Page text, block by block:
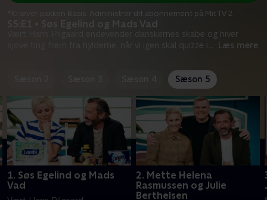
S5:E1 • Søs Egelind og Mads Vad
Vært Hans Pilgaard endevender danskernes skabe og hiver
sjove ting frem fra hylderne, når vi igen skal quizze i
Læs mere
*Kræver pakken Basis. Administrer dit abonnement på Mit TV 2.
Sæson 5
1. Søs Egelind og Mads
Vad
2. Mette Helena
Rasmussen og Julie
Berthelsen